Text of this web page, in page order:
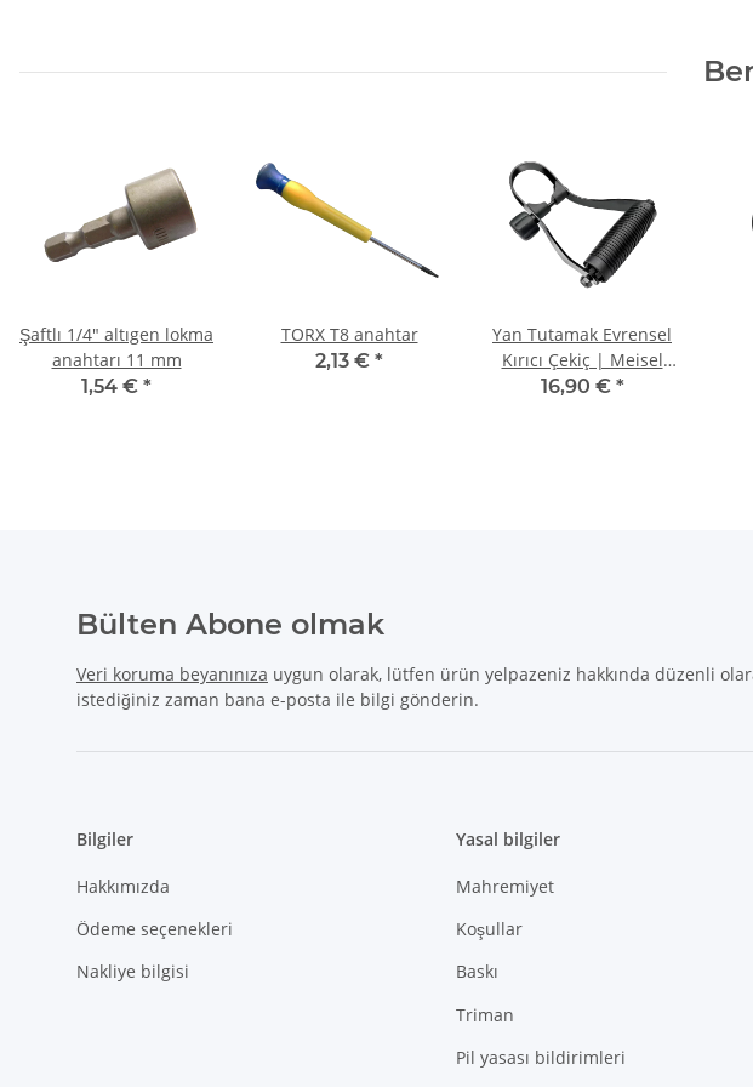
Şaftlı 1/4" altıgen lokma
anahtarı 11 mm
1,54 € *
TORX T8 anahtar
2,13 € *
Yan Tutamak Evrensel
Kırıcı Çekiç | Meisel
Çekiç Ø 74-76 mm
16,90 € *
Bülten Abone olmak
Veri koruma beyanınıza uygun olarak, lütfen ürün yelpazeniz hakkında düzenli
istediğiniz zaman bana e-posta ile bilgi gönderin.
Bilgiler
Hakkımızda
Ödeme seçenekleri
Nakliye bilgisi
Yasal bilgiler
Mahremiyet
Koşullar
Baskı
Triman
Pil yasası bildirimleri